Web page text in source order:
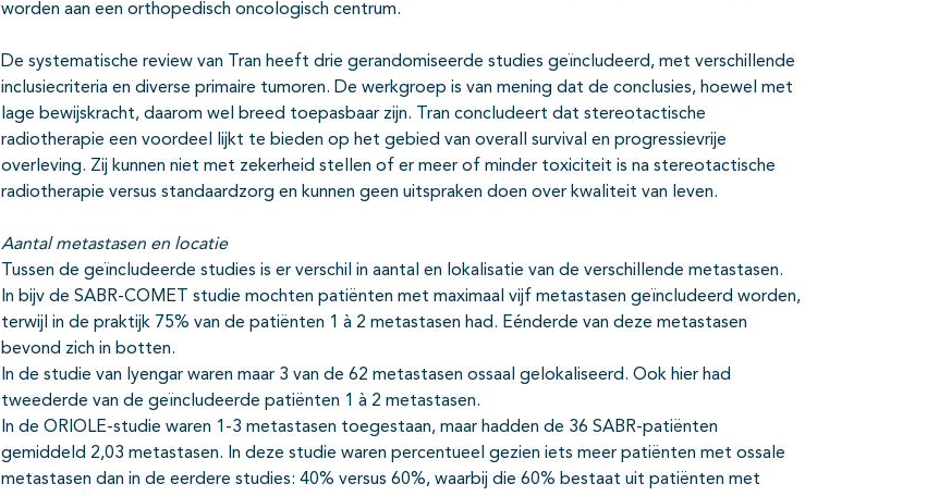
worden aan een orthopedisch oncologisch centrum.
De systematische review van Tran heeft drie gerandomiseerde studies geïncludeerd, met verschillende
inclusiecriteria en diverse primaire tumoren. De werkgroep is van mening dat de conclusies, hoewel met
lage bewijskracht, daarom wel breed toepasbaar zijn. Tran concludeert dat stereotactische
radiotherapie een voordeel lijkt te bieden op het gebied van overall survival en progressievrije
overleving. Zij kunnen niet met zekerheid stellen of er meer of minder toxiciteit is na stereotactische
radiotherapie versus standaardzorg en kunnen geen uitspraken doen over kwaliteit van leven.
Aantal metastasen en locatie
Tussen de geïncludeerde studies is er verschil in aantal en lokalisatie van de verschillende metastasen.
In bijv de SABR-COMET studie mochten patiënten met maximaal vijf metastasen geïncludeerd worden,
terwijl in de praktijk 75% van de patiënten 1 à 2 metastasen had. Eénderde van deze metastasen
bevond zich in botten.
In de studie van Iyengar waren maar 3 van de 62 metastasen ossaal gelokaliseerd. Ook hier had
tweederde van de geïncludeerde patiënten 1 à 2 metastasen.
In de ORIOLE-studie waren 1-3 metastasen toegestaan, maar hadden de 36 SABR-patiënten
gemiddeld 2,03 metastasen. In deze studie waren percentueel gezien iets meer patiënten met ossale
metastasen dan in de eerdere studies: 40% versus 60%, waarbij die 60% bestaat uit patiënten met